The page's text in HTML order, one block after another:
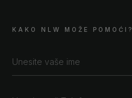
KAKO NLW MOŽE POMOĆI?